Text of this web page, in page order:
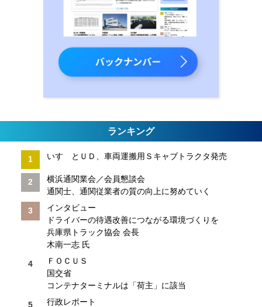
ランキング
いすゞとＵＤ、車両運搬用Ｓキャブトラクタ発売
横浜通関業会／会員懇談会
通関士、通関従業者の質の向上に努めていく
インタビュー
ドライバーの待遇改善につながる環境づくりを
兵庫県トラック協会 会長
木南一志 氏
ＦＯＣＵＳ
国交省
コンテナターミナルは「荷主」に該当
行政レポート